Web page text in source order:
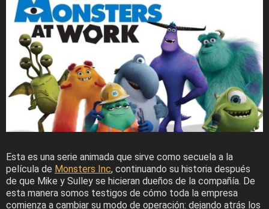
Esta es una serie animada que sirve como secuela a la
película de Monsters Inc, continuando su historia después
de que Mike y Sulley se hicieran dueños de la compañía. De
esta manera somos testigos de cómo toda la empresa
comienza a cambiar su modo de operación: dejando atrás los